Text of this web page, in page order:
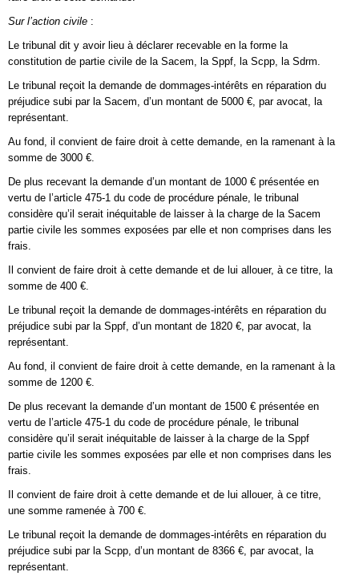
Sur l’action civile :
Le tribunal dit y avoir lieu à déclarer recevable en la forme la
constitution de partie civile de la Sacem, la Sppf, la Scpp, la Sdrm.
Le tribunal reçoit la demande de dommages-intérêts en réparation du
préjudice subi par la Sacem, d’un montant de 5000 €, par avocat, la
représentant.
Au fond, il convient de faire droit à cette demande, en la ramenant à la
somme de 3000 €.
De plus recevant la demande d’un montant de 1000 € présentée en
vertu de l’article 475-1 du code de procédure pénale, le tribunal
considère qu’il serait inéquitable de laisser à la charge de la Sacem
partie civile les sommes exposées par elle et non comprises dans les
frais.
Il convient de faire droit à cette demande et de lui allouer, à ce titre, la
somme de 400 €.
Le tribunal reçoit la demande de dommages-intérêts en réparation du
préjudice subi par la Sppf, d’un montant de 1820 €, par avocat, la
représentant.
Au fond, il convient de faire droit à cette demande, en la ramenant à la
somme de 1200 €.
De plus recevant la demande d’un montant de 1500 € présentée en
vertu de l’article 475-1 du code de procédure pénale, le tribunal
considère qu’il serait inéquitable de laisser à la charge de la Sppf
partie civile les sommes exposées par elle et non comprises dans les
frais.
Il convient de faire droit à cette demande et de lui allouer, à ce titre,
une somme ramenée à 700 €.
Le tribunal reçoit la demande de dommages-intérêts en réparation du
préjudice subi par la Scpp, d’un montant de 8366 €, par avocat, la
représentant.